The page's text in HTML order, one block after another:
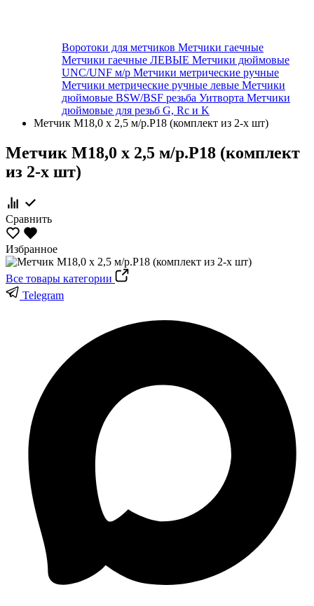
Воротоки для метчиков Метчики гаечные
Метчики гаечные ЛЕВЫЕ Метчики дюймовые
UNC/UNF м/р Метчики метрические ручные
Метчики метрические ручные левые Метчики
дюймовые BSW/BSF резьба Уитворта Метчики
дюймовые для резьб G, Rc и K
Метчик М18,0 х 2,5 м/р.Р18 (комплект из 2-х шт)
Метчик М18,0 х 2,5 м/р.Р18 (комплект
из 2-х шт)
Сравнить
Избранное
Все товары категории
Telegram